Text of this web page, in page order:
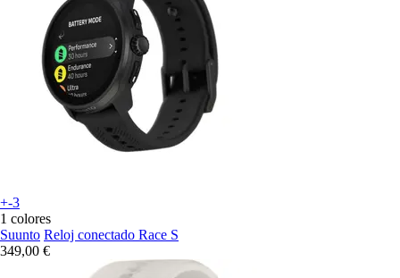
+-3
1 colores
Suunto Reloj conectado Race S
349,00 €